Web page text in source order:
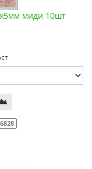
миди 10шт